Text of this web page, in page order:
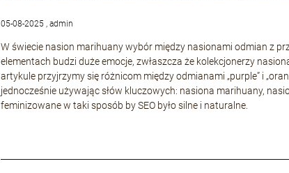
05-08-2025 , admin
W świecie nasion marihuany wybór między nasionami odmian z
elementach budzi duże emocje, zwłaszcza że kolekcjonerzy
artykule przyjrzymy się różnicom między odmianami „purple” i
jednocześnie używając słów kluczowych: nasiona marihuany,
feminizowane w taki sposób by SEO było silne i naturalne.